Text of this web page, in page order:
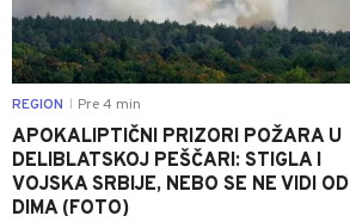
REGION Pre 4 min
APOKALIPTIČNI PRIZORI POŽARA U
DELIBLATSKOJ PEŠČARI: STIGLA I
VOJSKA SRBIJE, NEBO SE NE VIDI OD
DIMA (FOTO)